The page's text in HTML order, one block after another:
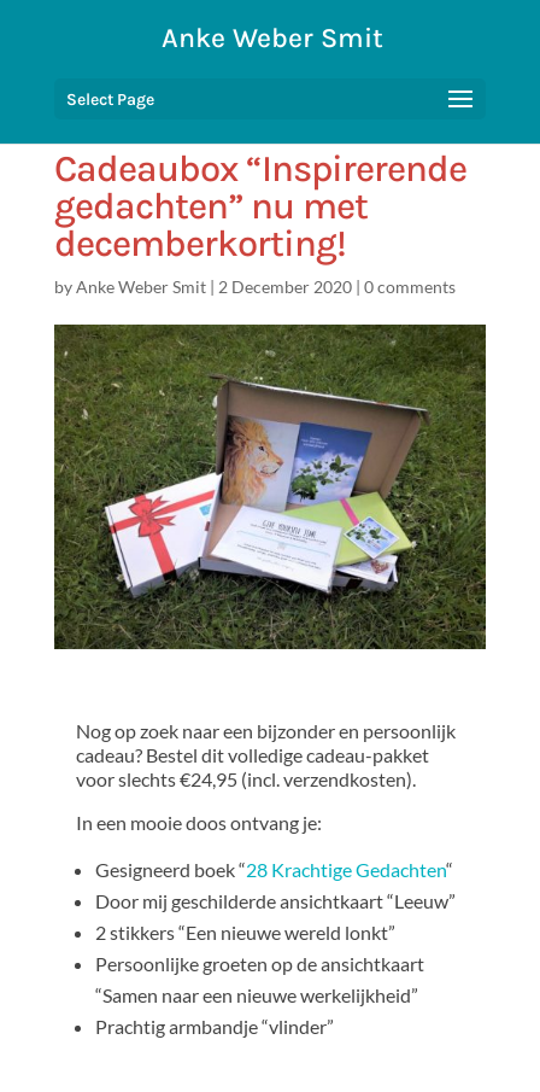
Anke Weber Smit
Select Page
Cadeaubox “Inspirerende
gedachten” nu met
decemberkorting!
byAnke Weber Smit| 2 December 2020| 0 comments
Nog op zoek naar een bijzonder en persoonlijk
cadeau? Bestel dit volledige cadeau-pakket
voor slechts €24,95 (incl. verzendkosten).
In een mooie doos ontvang je:
Gesigneerd boek “28 Krachtige Gedachten“
Door mij geschilderde ansichtkaart “Leeuw”
2 stikkers “Een nieuwe wereld lonkt”
Persoonlijke groeten op de ansichtkaart
“Samen naar een nieuwe werkelijkheid”
Prachtig armbandje “vlinder”